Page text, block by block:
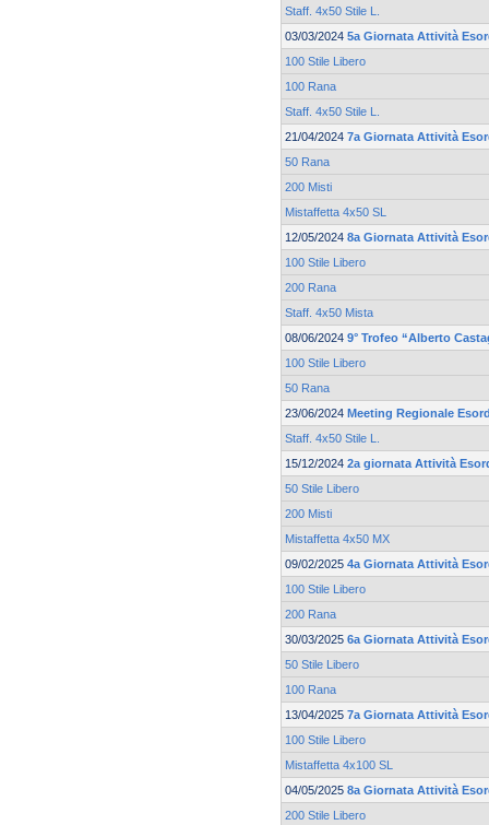
Staff. 4x50 Stile L.
03/03/2024 5a Giornata Attività
100 Stile Libero
100 Rana
Staff. 4x50 Stile L.
21/04/2024 7a Giornata Attività
50 Rana
200 Misti
Mistaffetta 4x50 SL
12/05/2024 8a Giornata Attività
100 Stile Libero
200 Rana
Staff. 4x50 Mista
08/06/2024 9° Trofeo “Alberto
100 Stile Libero
50 Rana
23/06/2024 Meeting Regionale
Staff. 4x50 Stile L.
15/12/2024 2a giornata Attività
50 Stile Libero
200 Misti
Mistaffetta 4x50 MX
09/02/2025 4a Giornata Attività
100 Stile Libero
200 Rana
30/03/2025 6a Giornata Attività
50 Stile Libero
100 Rana
13/04/2025 7a Giornata Attività
100 Stile Libero
Mistaffetta 4x100 SL
04/05/2025 8a Giornata Attività
200 Stile Libero